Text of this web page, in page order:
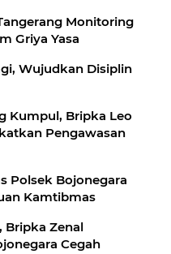
Monitoring
Griya Yasa
Wujudkan Disiplin
Kumpul, Bripka Leo
Pengawasan
Polsek Bojonegara
Kamtibmas
Bripka Zenal
Cegah